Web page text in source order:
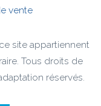
vente
site appartiennent
Tous droits de
réservés.